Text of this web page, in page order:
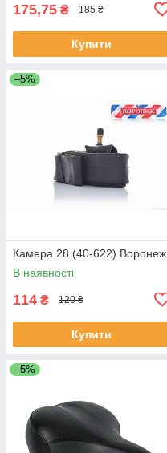
175,75 ₴ 185 ₴
Купити
–5%
Камера 28 (40-622) Воронеж
В наявності
114 ₴ 120 ₴
Купити
–5%